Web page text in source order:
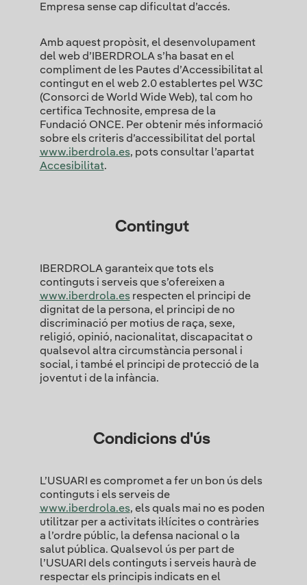
Empresa sense cap dificultat d’accés.
Amb aquest propòsit, el desenvolupament
del web d’IBERDROLA s’ha basat en el
compliment de les Pautes d’Accessibilitat al
contingut en el web 2.0 establertes pel W3C
(Consorci de World Wide Web), tal com ho
certifica Technosite, empresa de la
Fundació ONCE. Per obtenir més informació
sobre els criteris d’accessibilitat del portal
www.iberdrola.es, pots consultar l’apartat
Accesibilitat.
Contingut
IBERDROLA garanteix que tots els
continguts i serveis que s’ofereixen a
www.iberdrola.esrespecten el principi de
dignitat de la persona, el principi de no
discriminació per motius de raça, sexe,
religió, opinió, nacionalitat, discapacitat o
qualsevol altra circumstància personal i
social, i també el principi de protecció de la
joventut i de la infància.
Condicions d'ús
L’USUARI es compromet a fer un bon ús dels
continguts i els serveis de
www.iberdrola.es, els quals mai no es poden
utilitzar per a activitats il·lícites o contràries
a l’ordre públic, la defensa nacional o la
salut pública. Qualsevol ús per part de
l’USUARI dels continguts i serveis haurà de
respectar els principis indicats en el